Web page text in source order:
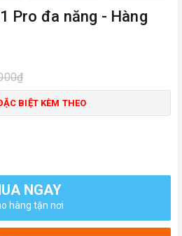
Pro đa năng - Hàng
BIỆT KÈM THEO
NGAY
hàng tận nơi